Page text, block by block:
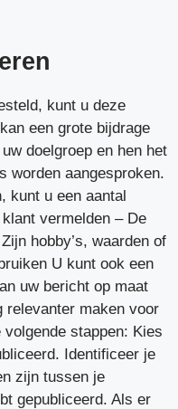
kunt u deze
een grote bijdrage
doelgroep en hen het
worden aangesproken.
kunt u een aantal
vermelden – De
hobby’s, waarden of
U kunt ook een
uw bericht op maat
relevanter maken voor
stappen: Kies
Identificeer je
zijn tussen je
gepubliceerd. Als er